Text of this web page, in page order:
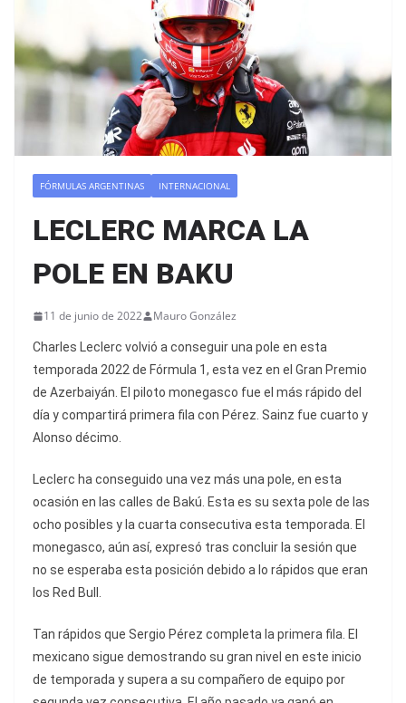
FÓRMULAS ARGENTINAS INTERNACIONAL
LECLERC MARCA LA
POLE EN BAKU
11 de junio de 2022 Mauro González
Charles Leclerc volvió a conseguir una pole en esta
temporada 2022 de Fórmula 1, esta vez en el Gran Premio
de Azerbaiyán. El piloto monegasco fue el más rápido del
día y compartirá primera fila con Pérez. Sainz fue cuarto y
Alonso décimo.
Leclerc ha conseguido una vez más una pole, en esta
ocasión en las calles de Bakú. Esta es su sexta pole de las
ocho posibles y la cuarta consecutiva esta temporada. El
monegasco, aún así, expresó tras concluir la sesión que
no se esperaba esta posición debido a lo rápidos que eran
los Red Bull.
Tan rápidos que Sergio Pérez completa la primera fila. El
mexicano sigue demostrando su gran nivel en este inicio
de temporada y supera a su compañero de equipo por